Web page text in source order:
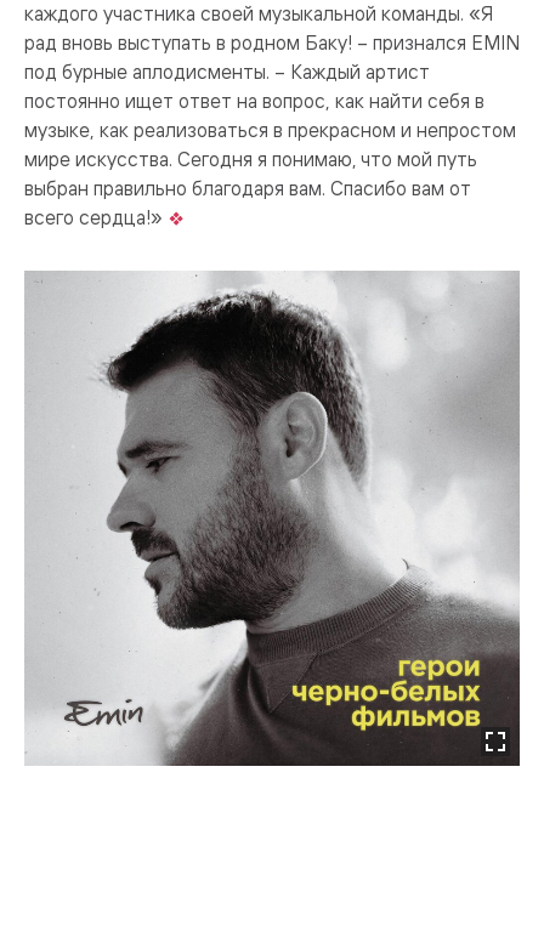
каждого участника своей музыкальной команды. «Я
рад вновь выступать в родном Баку! – признался EMIN
под бурные аплодисменты. – Каждый артист
постоянно ищет ответ на вопрос, как найти себя в
музыке, как реализоваться в прекрасном и непростом
мире искусства. Сегодня я понимаю, что мой путь
выбран правильно благодаря вам. Спасибо вам от
всего сердца!»